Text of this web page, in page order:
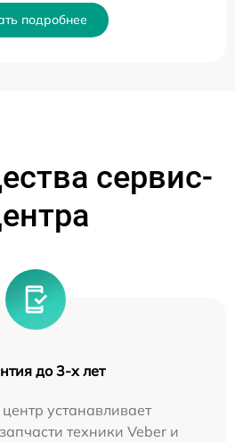
подробнее
сервис-
до 3-х лет
устанавливает
техники Veber и